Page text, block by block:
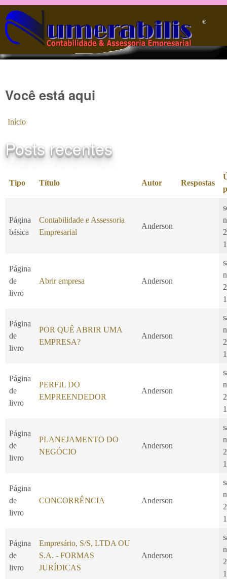
Pular para o conteúdo principal
®️
Você está aqui
Início
Posts recentes
Tipo Título Autor Respostas
Página
básica
Contabilidade e Assessoria
Empresarial
Anderson
Página
de
livro
Abrir empresa Anderson
Página
de
livro
POR QUÊ ABRIR UMA
EMPRESA?
Anderson
Página
de
livro
PERFIL DO
EMPREENDEDOR
Anderson
Página
de
livro
PLANEJAMENTO DO
NEGÓCIO
Anderson
Página
de
livro
CONCORRÊNCIA Anderson
Página
de
livro
Empresário, S/S, LTDA OU
S.A. - FORMAS
JURÍDICAS
Anderson